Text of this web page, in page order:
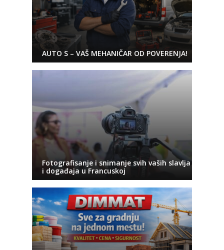
AUTO S – VAŠ MEHANIČAR OD POVERENJA!
Fotografisanje i snimanje svih vaših slavlja
i događaja u Francuskoj